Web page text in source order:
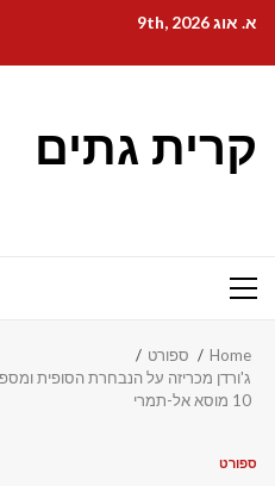
content
א. אוג 9th, 2026
קרית גתים
Primary
Home
ספורט
10 מוסא אל-תמרי
ספורט